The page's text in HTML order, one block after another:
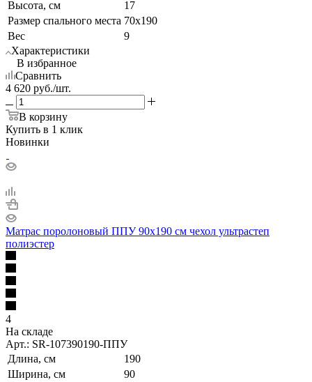
Высота, см
17
Размер спального места 70x190
Вес
9
Характеристики
В избранное
Сравнить
4 620 руб./шт.
В корзину
Купить в 1 клик
Новинки
Матрас поролоновый ППУ 90х190 см чехол ультрастеп
полиэстер
4
На складе
Арт.: SR-107390190-ППУ
Длина, см
190
Ширина, см
90